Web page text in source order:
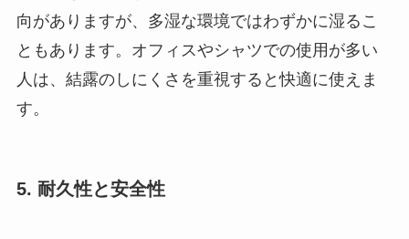
向がありますが、多湿な環境ではわずかに湿るこ
ともあります。オフィスやシャツでの使用が多い
人は、結露のしにくさを重視すると快適に使えま
す。
5. 耐久性と安全性